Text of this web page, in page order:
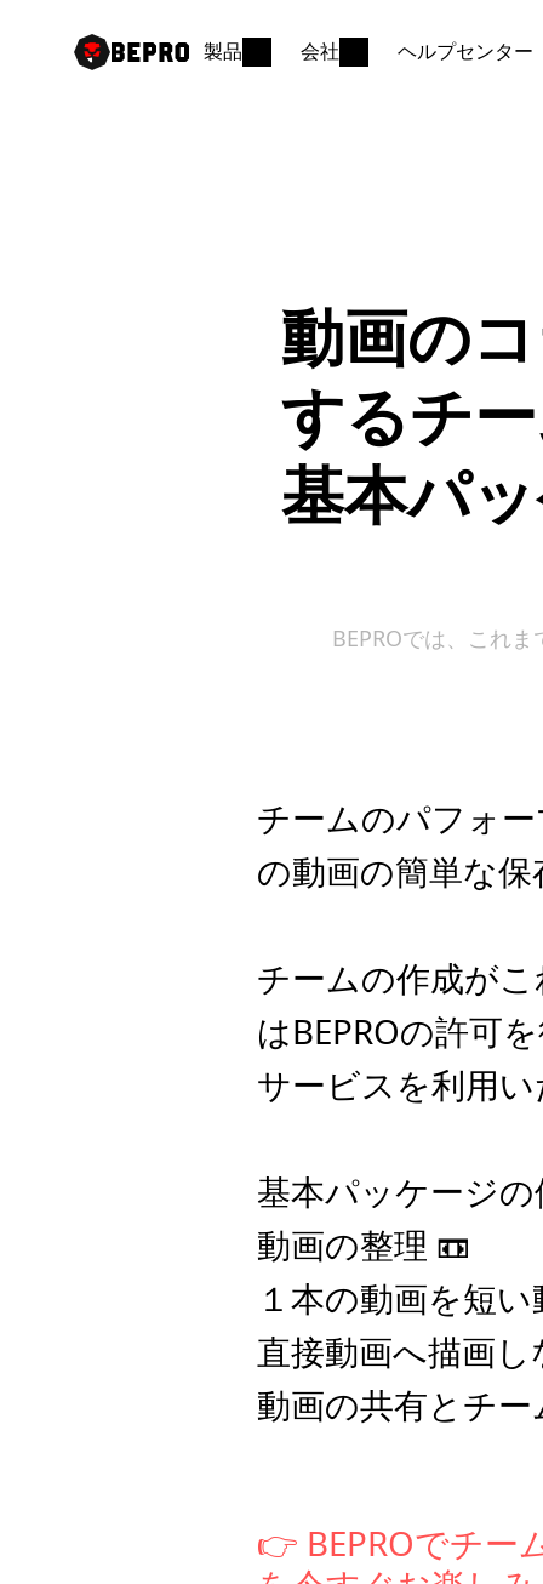
製品 会社 ヘルプセンター
動画の
するチ
基本パ
BEPROでは、これ
チームのパフォ
の動画の簡単な
チームの作成が
はBEPROの許可
サービスを利用
基本パッケージ
動画の整理 📼
１本の動画を短
直接動画へ描画
動画の共有とチ
👉 BEPROでチー